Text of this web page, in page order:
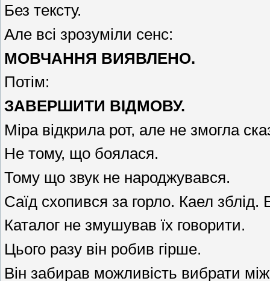
Без тексту.
Але всі зрозуміли сенс:
МОВЧАННЯ ВИЯВЛЕНО.
Потім:
ЗАВЕРШИТИ ВІДМОВУ.
Міра відкрила рот, але не змогла
Не тому, що боялася.
Тому що звук не народжувався.
Саїд схопився за горло. Каел зблід.
Каталог не змушував їх говорити.
Цього разу він робив гірше.
Він забирав можливість вибрати